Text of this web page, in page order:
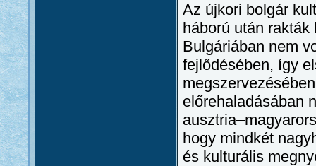
Az újkori bolgár
háború után
Bulgáriában nem
fejlődésében, így
előrehaladásában
hogy mindkét
és kulturális